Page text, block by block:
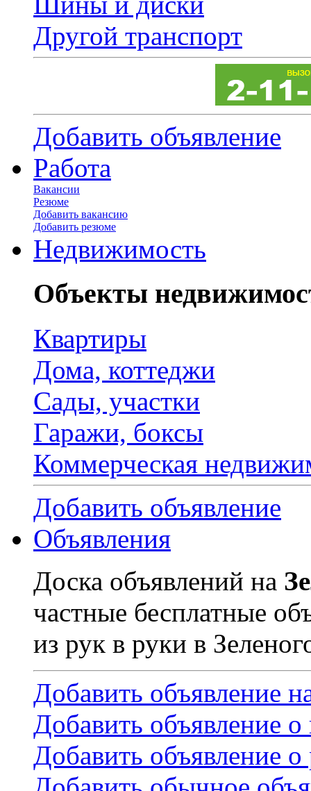
Другой транспорт
Добавить объявление
Работа
Вакансии
Резюме
Добавить вакансию
Добавить резюме
Недвижимость
Объекты
Квартиры
Дома, коттеджи
Сады, участки
Гаражи, боксы
Коммерческая
Добавить объявление
Объявления
Доска объявлений на
частные бесплатные
из рук в руки в
Добавить объявление
Добавить объявление
Добавить объявление о